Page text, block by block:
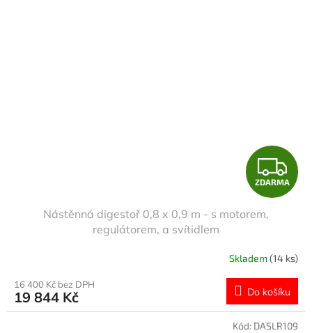
Z
D
R
M
A
ZDARMA
Nástěnná digestoř 0,8 x 0,9 m - s motorem,
regulátorem, a svítidlem
Skladem(14 ks)
16 400 Kč bez DPH
19 844 Kč Do košíku
Kód: DASLR109